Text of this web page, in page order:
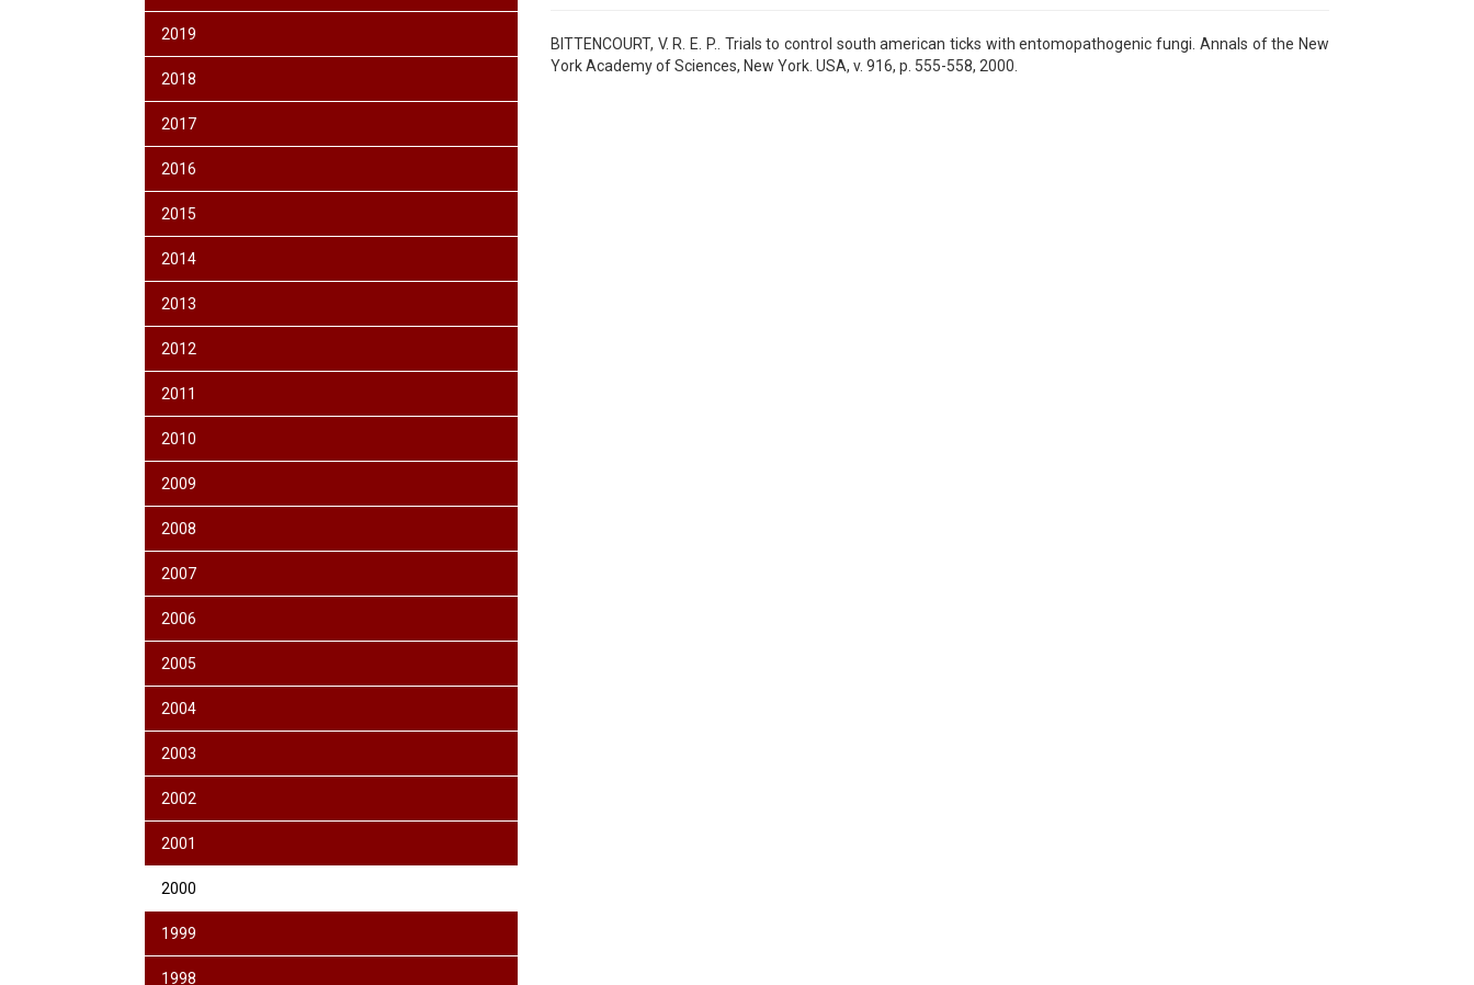
2019
2018
2017
2016
2015
2014
2013
2012
2011
2010
2009
2008
2007
2006
2005
2004
2003
2002
2001
2000
1999
1998
BITTENCOURT, V. R. E. P.. Trials to control south american ticks with entomopathogenic fungi. Annals of the New
York Academy of Sciences, New York. USA, v. 916, p. 555-558, 2000.